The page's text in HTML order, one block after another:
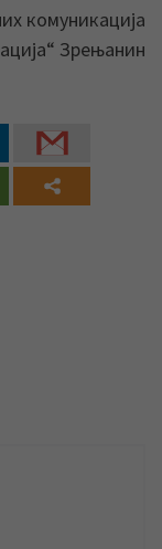
комуникација
Зрењанин